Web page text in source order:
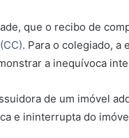
que o recibo de
. Para o colegiado,
a inequívoca
de um imóvel
e ininterrupta do